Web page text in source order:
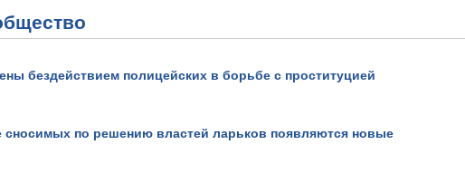
бездействием полицейских в борьбе с проституцией
сносимых по решению властей ларьков появляются новые